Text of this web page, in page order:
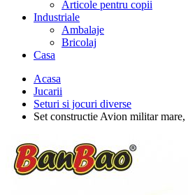
Articole pentru copii
Industriale
Ambalaje
Bricolaj
Casa
Acasa
Jucarii
Seturi si jocuri diverse
Set constructie Avion militar mare,